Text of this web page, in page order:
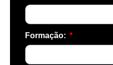
Formação: